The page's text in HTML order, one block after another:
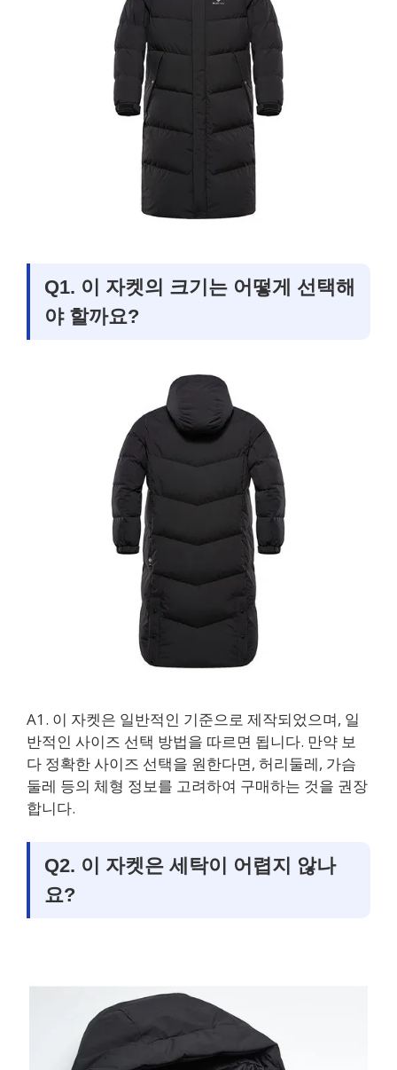
Q1. 이 자켓의 크기는 어떻게 선택해
야 할까요?
A1. 이 자켓은 일반적인 기준으로 제작되었으며, 일
반적인 사이즈 선택 방법을 따르면 됩니다. 만약 보
다 정확한 사이즈 선택을 원한다면, 허리둘레, 가슴
둘레 등의 체형 정보를 고려하여 구매하는 것을 권장
합니다.
Q2. 이 자켓은 세탁이 어렵지 않나
요?